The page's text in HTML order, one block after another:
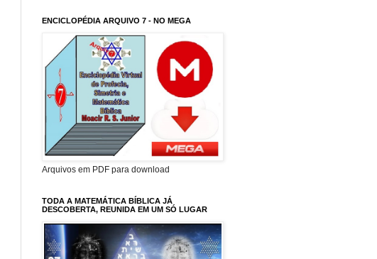
ENCICLOPÉDIA ARQUIVO 7 - NO MEGA
Arquivos em PDF para download
TODA A MATEMÁTICA BÍBLICA JÁ
DESCOBERTA, REUNIDA EM UM SÓ LUGAR